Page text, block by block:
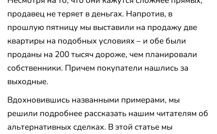
продавец не теряет в деньгах. Напротив, в
прошлую пятницу мы выставили на продажу две
квартиры на подобных условиях – и обе были
проданы на 200 тысяч дороже, чем планировали
собственники. Причем покупатели нашлись за
выходные.
Вдохновившись названными примерами, мы
решили подробнее рассказать нашим читателям об
альтернативных сделках. В этой статье мы